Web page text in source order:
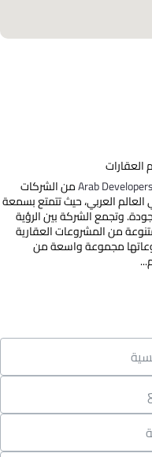
العقارات
Arabمن الشركات
العالم العربي، حيث تتمتع بسمعة
وتجمع الشركة بين الرؤية
من المشروعات العقارية
مجموعة واسعة من